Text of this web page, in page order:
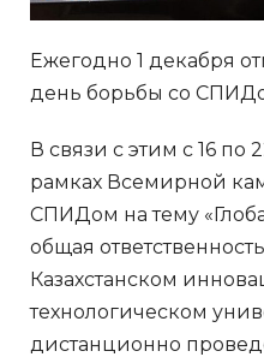
Ежегодно 1 декабря
день борьбы со
В связи с этим с 16 по
рамках Всемирной
СПИДом на тему
общая
Казахстанском
технологическом
дистанционно